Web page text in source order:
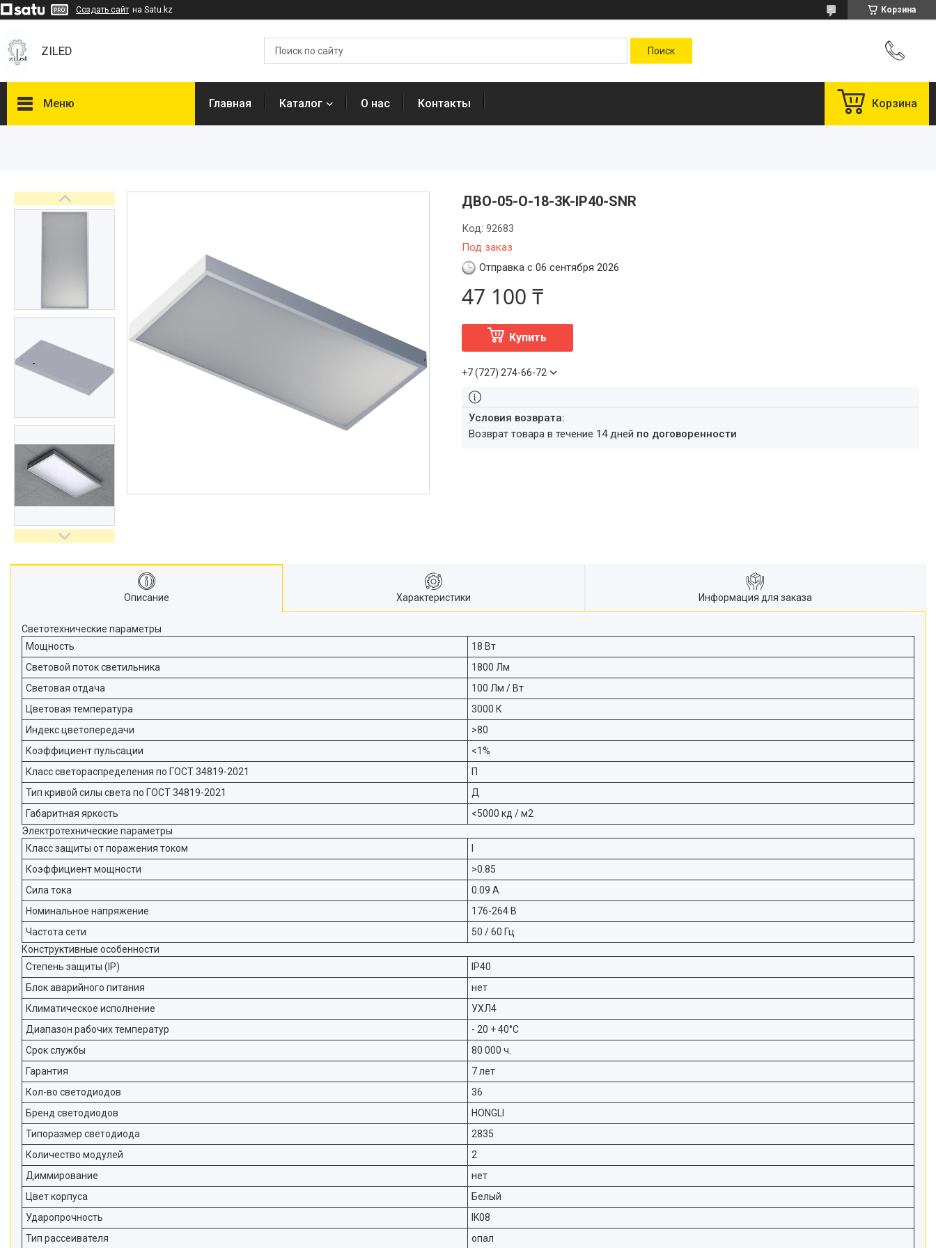
Создать сайт на Satu.kz Корзина
ZILED
Меню
ФАРЛАЙТ
Отзывы
Главная Каталог О нас Контакты Корзина
ДВО-05-О-18-3K-IP40-SNR
Под заказ
Код: 92683
Отправка с 06 сентября 2026
47 100 ₸
Купить
+7 (727) 274-66-72
возврат товара в течение 14 дней по договоренности
Описание Характеристики Информация для заказа
Светотехнические параметры
Мощность
18 Вт
Световой поток светильника
1800 Лм
Световая отдача
100 Лм / Вт
Цветовая температура
3000 К
Индекс цветопередачи
>80
Коэффициент пульсации
<1%
Класс светораспределения по ГОСТ 34819-2021
П
Тип кривой силы света по ГОСТ 34819-2021
Д
Габаритная яркость
<5000 кд / м2
Электротехнические параметры
Класс защиты от поражения током
Коэффициент мощности
>0.85
Сила тока
0.09 А
Номинальное напряжение
176-264 В
Частота сети
50 / 60 Гц
Конструктивные особенности
Степень защиты (IP)
IP40
Блок аварийного питания
нет
Климатическое исполнение
УХЛ4
Диапазон рабочих температур
- 20 + 40°C
Срок службы
80 000 ч.
Гарантия
7 лет
Кол-во светодиодов
36
Бренд светодиодов
HONGLI
Типоразмер светодиода
2835
Количество модулей
2
Диммирование
нет
Цвет корпуса
Белый
Ударопрочность
IK08
Тип рассеивателя
опал